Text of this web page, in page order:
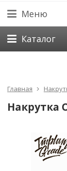
Меню
Каталог
Главная
Накрутка